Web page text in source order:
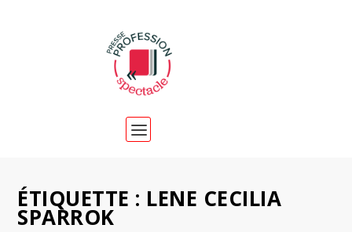
ÉTIQUETTE : LENE CECILIA
SPARROK